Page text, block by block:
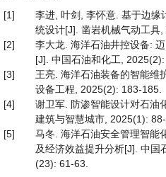
[1]
李进, 叶剑, 李怀意. 基于边缘
统设计[J]. 凿岩机械气动工具
[2]
李大龙. 海洋石油井控设备:
[J]. 中国石油和化工, 2025(2):
[3]
王亮. 海洋石油装备的智能维
设备工程, 2025(2): 183-185.
[4]
谢卫军. 防渗智能设计对石油
建筑与智慧城市, 2025(1): 88-
[5]
马冬. 海洋石油安全管理智能
及经济效益提升分析[J]. 中国
(23): 61-63.